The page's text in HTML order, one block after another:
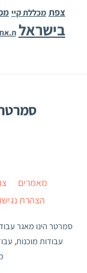
צפת מכללת קיי
בישראל
מאמרים
הצהרת
סמרטר הינו מאגר
עבודות מוכנות,